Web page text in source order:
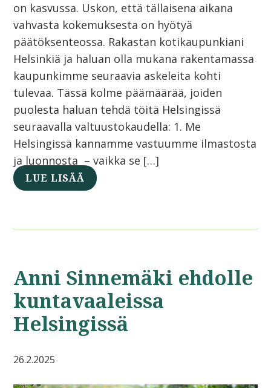
on kasvussa. Uskon, että tällaisena aikana
vahvasta kokemuksesta on hyötyä
päätöksenteossa. Rakastan kotikaupunkiani
Helsinkiä ja haluan olla mukana rakentamassa
kaupunkimme seuraavia askeleita kohti
tulevaa. Tässä kolme päämäärää, joiden
puolesta haluan tehdä töitä Helsingissä
seuraavalla valtuustokaudella: 1. Me
Helsingissä kannamme vastuumme ilmastosta
ja luonnosta – vaikka se […]
LUE LISÄÄ
Anni Sinnemäki ehdolle
kuntavaaleissa
Helsingissä
26.2.2025